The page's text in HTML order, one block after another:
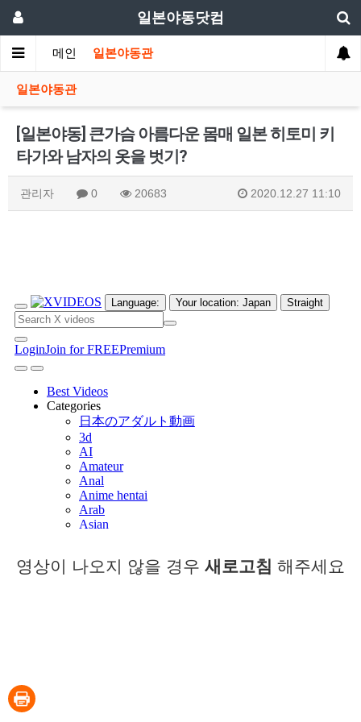
일본야동닷컴
메인 일본야동관
일본야동관
[일본야동] 큰가슴 아름다운 몸매 일본 히토미 키
타가와 남자의 옷을 벗기?
관리자 0 20683 2020.12.27 11:10
영상이 나오지 않을 경우 새로고침 해주세요